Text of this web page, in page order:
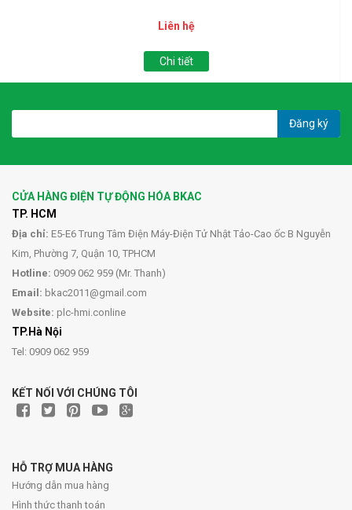
Liên hệ
Chi tiết
Đăng ký
CỬA HÀNG ĐIỆN TỰ ĐỘNG HÓA BKAC
TP. HCM
Địa chỉ: E5-E6 Trung Tâm Điện Máy-Điện Tử Nhật Tảo-Cao ốc B Nguyễn
Kim, Phường 7, Quận 10, TPHCM
Hotline: 0909 062 959 (Mr. Thanh)
Email: bkac2011@gmail.com
Website: plc-hmi.conline
TP.Hà Nội
Tel: 0909 062 959
KẾT NỐI VỚI CHÚNG TÔI
HỖ TRỢ MUA HÀNG
Hướng dẫn mua hàng
Hình thức thanh toán